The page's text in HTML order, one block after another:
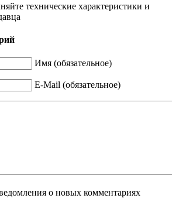
технические характеристики и
Имя (обязательное)
E-Mail (обязательное)
о новых комментариях